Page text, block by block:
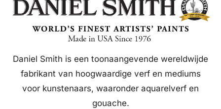
Daniel Smith is een toonaangevende wereldwijde
fabrikant van hoogwaardige verf en mediums
voor kunstenaars, waaronder aquarelverf en
gouache.